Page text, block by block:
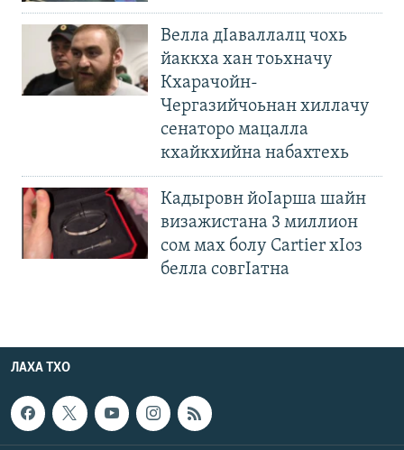
Велла дIаваллалц чохь
йаккха хан тоьхначу
Кхарачойн-
Чергазийчоьнан хиллачу
сенаторо мацалла
кхайкхийна набахтехь
Кадыровн йоIарша шайн
визажистана 3 миллион
сом мах болу Cartier хIоз
белла совгIатна
ЛАХА ТХО